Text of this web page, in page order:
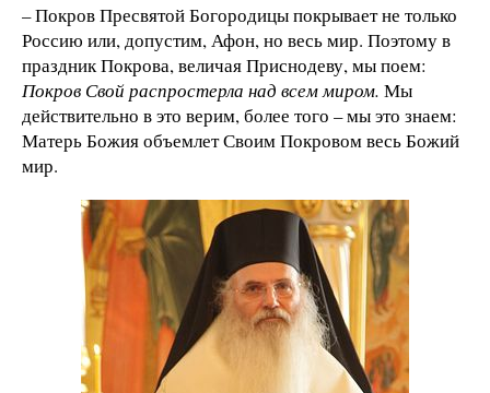
– Покров Пресвятой Богородицы покрывает не только
Россию или, допустим, Афон, но весь мир. Поэтому в
праздник Покрова, величая Приснодеву, мы поем:
Покров Свой распростерла над всем миром. Мы
действительно в это верим, более того – мы это знаем:
Матерь Божия объемлет Своим Покровом весь Божий
мир.